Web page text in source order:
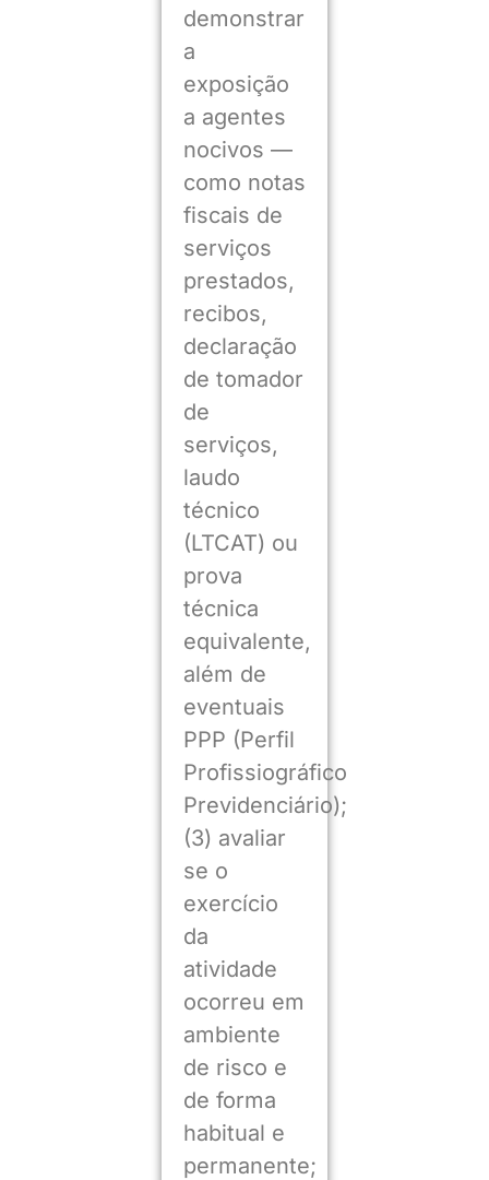
demonstrar
a
exposição
a agentes
nocivos —
como notas
fiscais de
serviços
prestados,
recibos,
declaração
de tomador
de
serviços,
laudo
técnico
(LTCAT) ou
prova
técnica
equivalente,
além de
eventuais
PPP (Perfil
Profissiográfico
Previdenciário);
(3) avaliar
se o
exercício
da
atividade
ocorreu em
ambiente
de risco e
de forma
habitual e
permanente;